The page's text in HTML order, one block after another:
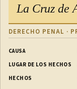
La Cruz de
DERECHO PENAL ·
CAUSA
LUGAR DE LOS HECHOS
HECHOS